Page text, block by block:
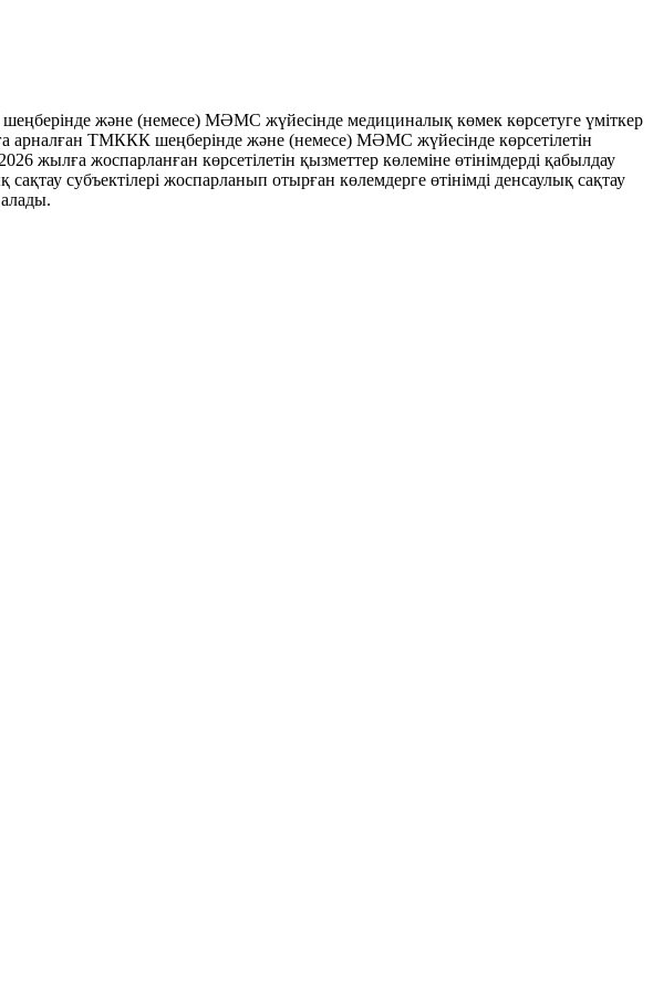
және (немесе) МӘМС жүйесінде медициналық көмек көрсетуге үміткер
арналған ТМККК шеңберінде және (немесе) МӘМС жүйесінде көрсетілетін
жоспарланған көрсетілетін қызметтер көлеміне өтінімдерді қабылдау
субъектілері жоспарланып отырған көлемдерге өтінімді денсаулық сақтау